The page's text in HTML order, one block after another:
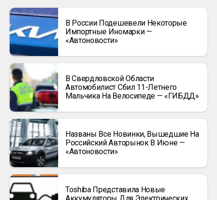
В России Подешевели Некоторые
Импортные Иномарки —
«Автоновости»
В Свердловской Области
Автомобилист Сбил 11-Летнего
Мальчика На Велосипеде — «ГИБДД»
Названы Все Новинки, Вышедшие На
Российский Авторынок В Июне —
«Автоновости»
Toshiba Представила Новые